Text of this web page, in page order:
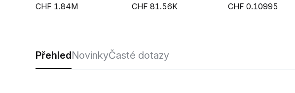
1.84M 81.56K 0.10995
PřehledNovinkyČasté dotazy